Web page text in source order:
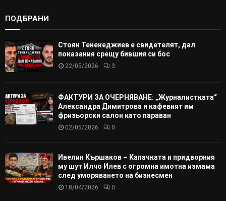
ПОДБРАНИ
Стоян Тенекеджиев е свидетелят, дал
показания срещу бившия си бос
22/05/2026 3
ФАКТУРИ ЗА ОЧЕРНЯВАНЕ: „Журналистката“
Александра Димитрова и кафевият им
фризьорски салон като параван
02/05/2026 0
Ивелин Кършаков – Капачката и придворния
му шут Илчо Илев с огромна имотна измама
след уморяването на бизнесмен
18/04/2026 0